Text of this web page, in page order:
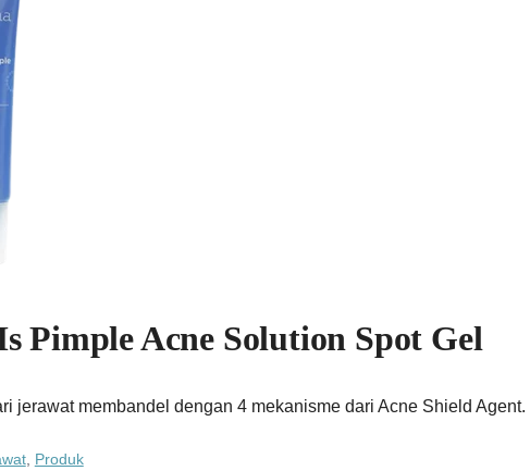
Pimple Acne Solution Spot Gel
jerawat membandel dengan 4 mekanisme dari Acne Shield Agent.
, Produk